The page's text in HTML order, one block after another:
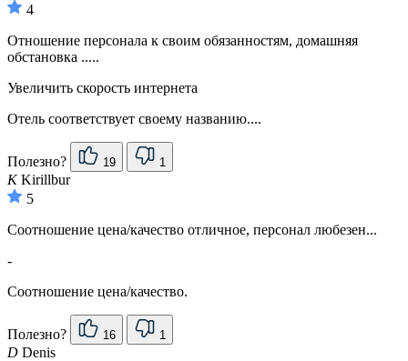
4
Отношение персонала к своим обязанностям, домашняя
обстановка .....
Увеличить скорость интернета
Отель соответствует своему названию....
Полезно? 19 1
KKirillbur
5
Соотношение цена/качество отличное, персонал любезен...
-
Соотношение цена/качество.
Полезно? 16 1
D Denis